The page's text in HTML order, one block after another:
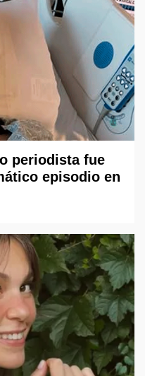
periodista fue
episodio en